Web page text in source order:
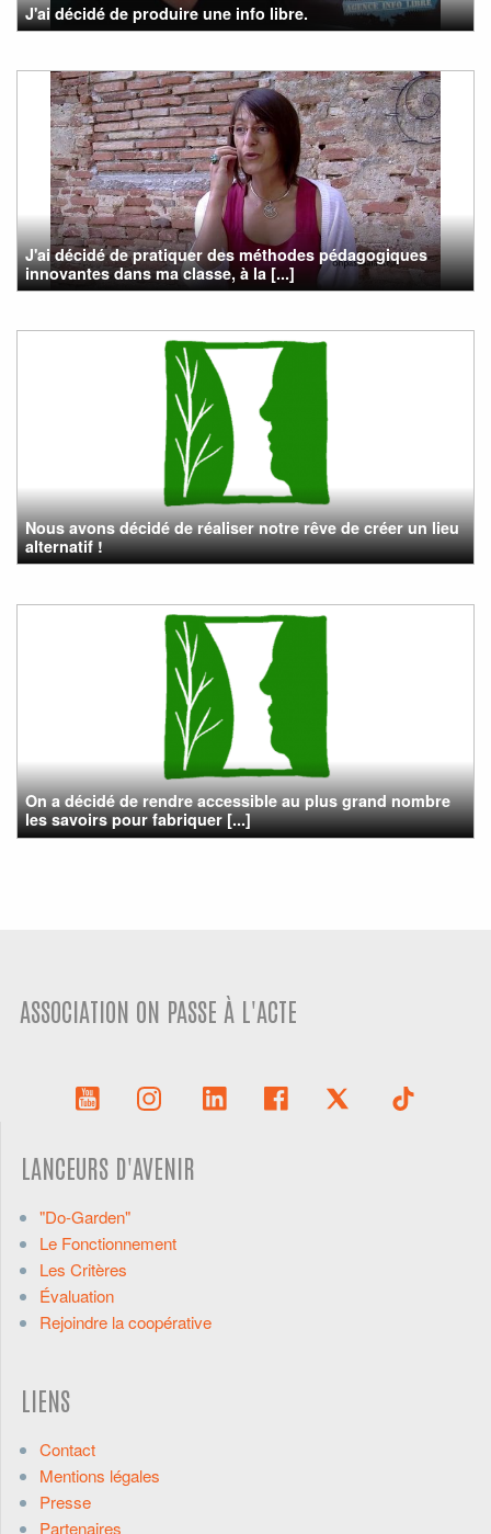
J'ai décidé de produire une info libre.
J'ai décidé de pratiquer des méthodes pédagogiques
innovantes dans ma classe, à la [...]
Nous avons décidé de réaliser notre rêve de créer un lieu
alternatif !
On a décidé de rendre accessible au plus grand nombre
les savoirs pour fabriquer [...]
ASSOCIATION ON PASSE À L'ACTE
LANCEURS D'AVENIR
"Do-Garden"
Le Fonctionnement
Les Critères
Évaluation
Rejoindre la coopérative
LIENS
Contact
Mentions légales
Presse
Partenaires